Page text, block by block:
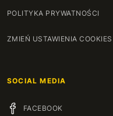
POLITYKA PRYWATNOŚCI
ZMIEŃ USTAWIENIA COOKIES
SOCIAL MEDIA
FACEBOOK